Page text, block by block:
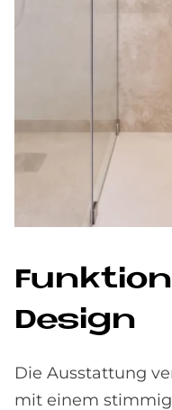
De­sign
Die Ausstattung
mit einem